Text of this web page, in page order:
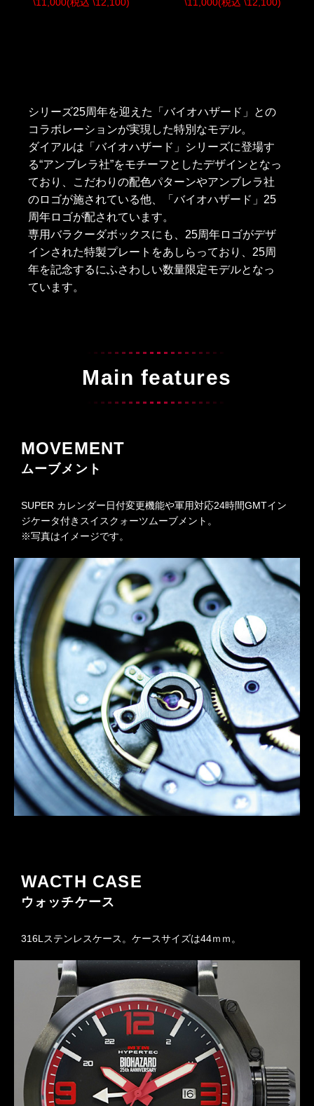
シリーズ25周年を迎えた「バイオハザード」との
コラボレーションが実現した特別なモデル。
ダイアルは「バイオハザード」シリーズに登場す
る“アンブレラ社”をモチーフとしたデザインとなっ
ており、こだわりの配色パターンやアンブレラ社
のロゴが施されている他、「バイオハザード」25
周年ロゴが配されています。
専用バラクーダボックスにも、25周年ロゴがデザ
インされた特製プレートをあしらっており、25周
年を記念するにふさわしい数量限定モデルとなっ
ています。
Main features
MOVEMENT
ムーブメント
SUPER カレンダー日付変更機能や軍用対応24時間GMTイン
ジケータ付きスイスクォーツムーブメント。
※写真はイメージです。
WACTH CASE
ウォッチケース
316Lステンレスケース。ケースサイズは44ｍｍ。